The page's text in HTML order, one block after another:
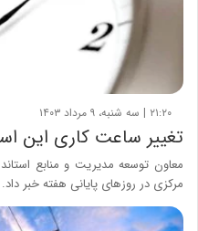
۲۱:۲۰ | سه شنبه، ۹ مرداد ۱۴۰۳
تغییر ساعت کاری این
معاون توسعه مدیریت و منابع
مرکزی در روزهای پایانی هفته خبر داد.